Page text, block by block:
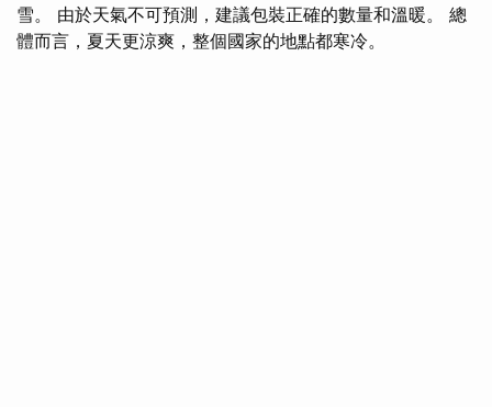
雪。 由於天氣不可預測，建議包裝正確的數量和溫暖。 總
體而言，夏天更涼爽，整個國家的地點都寒冷。